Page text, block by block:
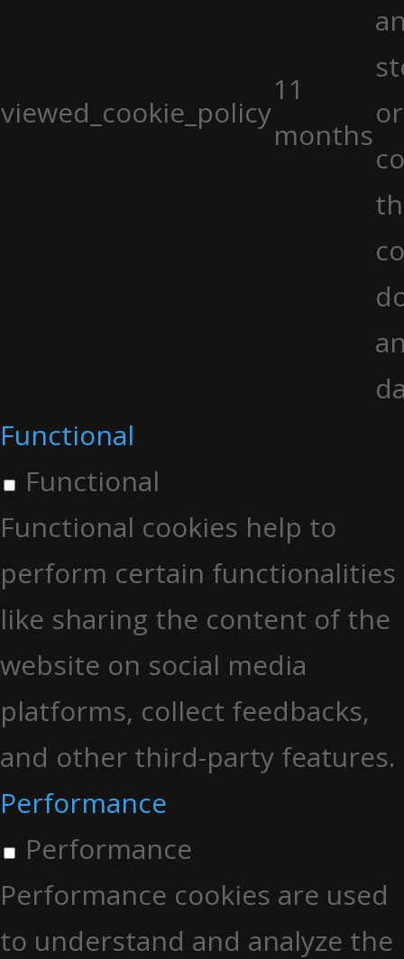
viewed_cookie_policy
11
months
Functional
Functional
Functional cookies help to
perform certain functionalities
like sharing the content of the
website on social media
platforms, collect feedbacks,
and other third-party features.
Performance
Performance
Performance cookies are used
to understand and analyze the